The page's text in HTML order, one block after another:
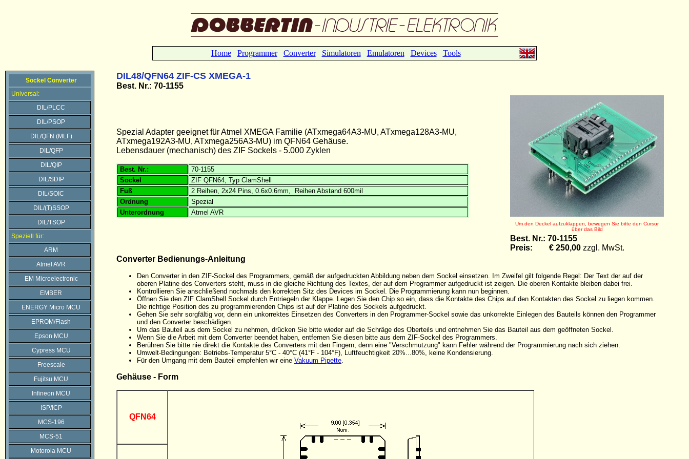
Home Programmer Converter Simulatoren Emulatoren Devices Tools
Sockel Converter
Universal:
DIL/PLCC
DIL/PSOP
DIL/QFN (MLF)
DIL/QFP
DIL/QIP
DIL/SDIP
DIL/SOIC
DIL/(T)SSOP
DIL/TSOP
Speziell für:
ARM
Atmel AVR
EM Microelectronic
EMBER
ENERGY Micro MCU
EPROM/Flash
Epson MCU
Cypress MCU
Freescale
Fujitsu MCU
Infineon MCU
ISP/ICP
MCS-196
MCS-51
Motorola MCU
DIL48/QFN64 ZIF-CS XMEGA-1
Best. Nr.: 70-1155
Spezial Adapter geeignet für Atmel XMEGA Familie (ATxmega64A3-MU, ATxmega128A3-MU,
ATxmega192A3-MU, ATxmega256A3-MU) im QFN64 Gehäuse.
Lebensdauer (mechanisch) des ZIF Sockels - 5.000 Zyklen
Best. Nr.:
70-1155
Sockel
ZIF QFN64, Typ ClamShell
Fuß
2 Reihen, 2x24 Pins, 0.6x0.6mm, Reihen Abstand 600mil
Ordnung
Spezial
Unterordnung
Atmel AVR
Um den Deckel aufzuklappen, bewegen Sie bitte den Cursor
über das Bild
Best. Nr.: 70-1155
Preis: € 250,00 zzgl. MwSt.
Converter Bedienungs-Anleitung
Den Converter in den ZIF-Sockel des Programmers, gemäß der aufgedruckten Abbildung neben dem Sockel einsetzen. Im Zweifel gilt folgende Regel: Der Text der auf der
oberen Platine des Converters steht, muss in die gleiche Richtung des Textes, der auf dem Programmer aufgedruckt ist zeigen. Die oberen Kontakte bleiben dabei frei.
Kontrollieren Sie anschließend nochmals den korrekten Sitz des Devices im Sockel. Die Programmierung kann nun beginnen.
Öffnen Sie den ZIF ClamShell Sockel durch Entriegeln der Klappe. Legen Sie den Chip so ein, dass die Kontakte des Chips auf den Kontakten des Sockel zu liegen kommen.
Die richtige Position des zu programmierenden Chips ist auf der Platine des Sockels aufgedruckt.
Gehen Sie sehr sorgfältig vor, denn ein unkorrektes Einsetzen des Converters in den Programmer-Sockel sowie das unkorrekte Einlegen des Bauteils können den Programmer
und den Converter beschädigen.
Um das Bauteil aus dem Sockel zu nehmen, drücken Sie bitte wieder auf die Schräge des Oberteils und entnehmen Sie das Bauteil aus dem geöffneten Sockel.
Wenn Sie die Arbeit mit dem Converter beendet haben, entfernen Sie diesen bitte aus dem ZIF-Sockel des Programmers.
Berühren Sie bitte nie direkt die Kontakte des Converters mit den Fingern, denn eine "Verschmutzung" kann Fehler während der Programmierung nach sich ziehen.
Umwelt-Bedingungen: Betriebs-Temperatur 5°C - 40°C (41°F - 104°F), Luftfeuchtigkeit 20%...80%, keine Kondensierung.
Für den Umgang mit dem Bauteil empfehlen wir eine Vakuum Pipette.
Gehäuse - Form
QFN64